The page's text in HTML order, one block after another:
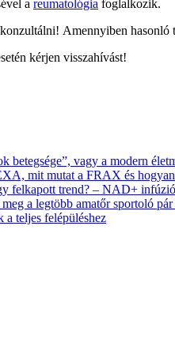
a reumatológia foglalkozik.
Amennyiben
kérjen visszahívást!
betegsége”, vagy a modern
mit mutat a FRAX és hogyan
felkapott trend? – NAD+
a legtöbb amatőr sportoló
a teljes felépüléshez